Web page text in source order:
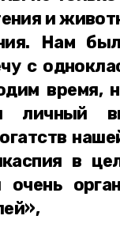
и
Нам
с
время,
личный
в
очень